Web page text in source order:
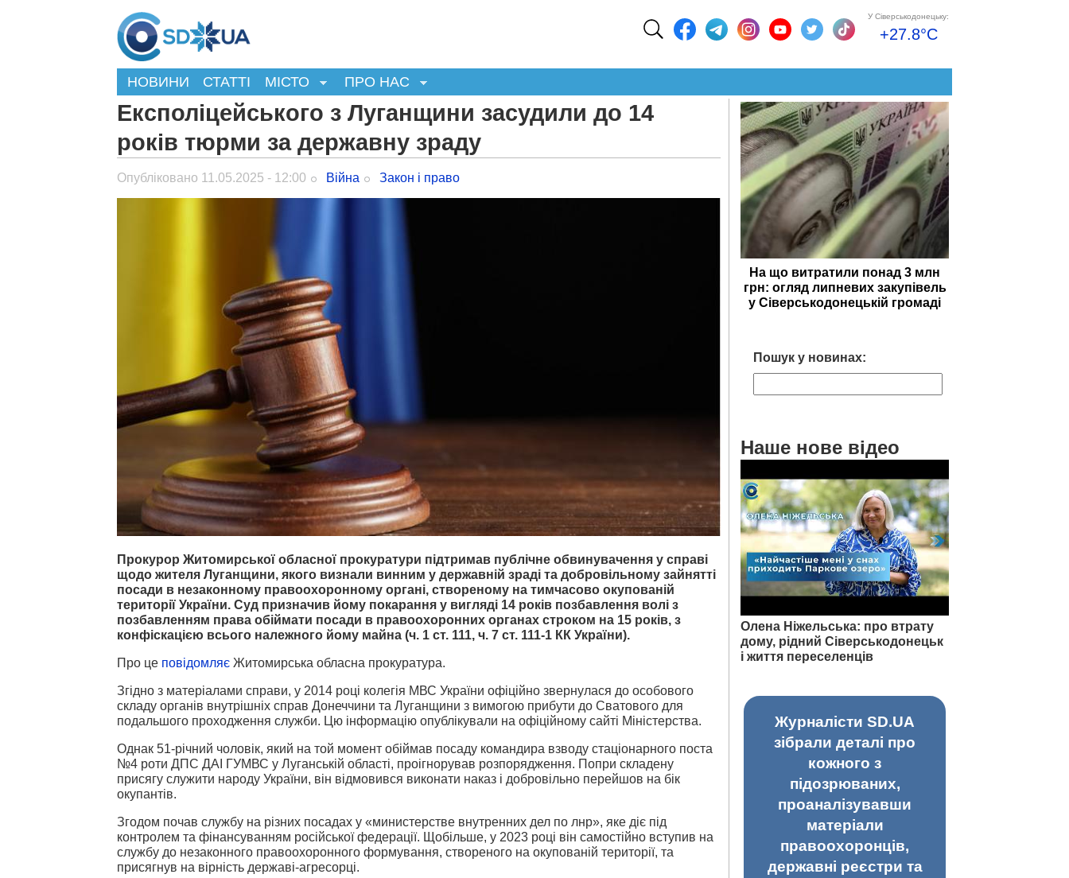
У Сіверськодонецьку:
+27.8°C
НОВИНИ СТАТТІ МІСТО ПРО НАС
Експоліцейського з Луганщини засудили до 14
років тюрми за державну зраду
Опубліковано 11.05.2025 - 12:00 Війна Закон і право
Прокурор Житомирської обласної прокуратури підтримав публічне обвинувачення у справі
щодо жителя Луганщини, якого визнали винним у державній зраді та добровільному зайнятті
посади в незаконному правоохоронному органі, створеному на тимчасово окупованій
території України. Суд призначив йому покарання у вигляді 14 років позбавлення волі з
позбавленням права обіймати посади в правоохоронних органах строком на 15 років, з
конфіскацією всього належного йому майна (ч. 1 ст. 111, ч. 7 ст. 111-1 КК України).
Про це повідомляє Житомирська обласна прокуратура.
Згідно з матеріалами справи, у 2014 році колегія МВС України офіційно звернулася до особового
складу органів внутрішніх справ Донеччини та Луганщини з вимогою прибути до Сватового для
подальшого проходження служби. Цю інформацію опублікували на офіційному сайті Міністерства.
Однак 51-річний чоловік, який на той момент обіймав посаду командира взводу стаціонарного поста
№4 роти ДПС ДАІ ГУМВС у Луганській області, проігнорував розпорядження. Попри складену
присягу служити народу України, він відмовився виконати наказ і добровільно перейшов на бік
окупантів.
Згодом почав службу на різних посадах у «министерстве внутренних дел по лнр», яке діє під
контролем та фінансуванням російської федерації. Щобільше, у 2023 році він самостійно вступив на
службу до незаконного правоохоронного формування, створеного на окупованій території, та
присягнув на вірність державі-агресорці.
На що витратили понад 3 млн
грн: огляд липневих закупівель
у Сіверськодонецькій громаді
Пошук у новинах:
Наше нове відео
Олена Ніжельська: про втрату
дому, рідний Сіверськодонецьк
і життя переселенців
Журналісти SD.UA
зібрали деталі про
кожного з
підозрюваних,
проаналізувавши
матеріали
правоохоронців,
державні реєстри та